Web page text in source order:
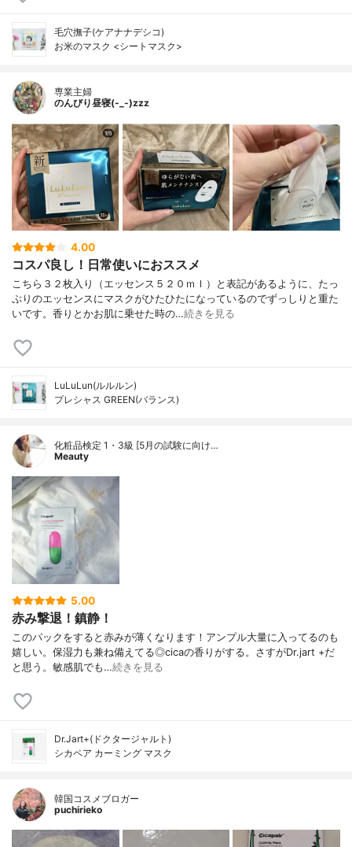
毛穴撫子(ケアナナデシコ)
お米のマスク <シートマスク>
専業主婦
のんびり昼寝(-_-)zzz
4.00
コスパ良し！日常使いにおススメ
こちら３２枚入り（エッセンス５２０ｍｌ）と表記があるように、たっ
ぷりのエッセンスにマスクがひたひたになっているのでずっしりと重た
いです。香りとかお肌に乗せた時の…続きを見る
LuLuLun(ルルルン)
プレシャス GREEN(バランス)
化粧品検定 1・3級 [5月の試験に向け…
Meauty
5.00
赤み撃退！鎮静！
このパックをすると赤みが薄くなります！アンプル大量に入ってるのも
嬉しい。保湿力も兼ね備えてる◎cicaの香りがする。さすがDr.jart +だ
と思う。敏感肌でも…続きを見る
Dr.Jart+(ドクタージャルト)
シカペア カーミング マスク
韓国コスメブロガー
puchirieko